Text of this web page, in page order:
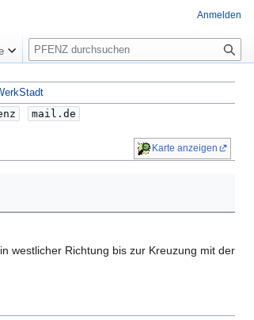
mail.de
Karte anzeigen
westlicher Richtung bis zur Kreuzung mit der
Anmelden
S
u
c
h
e